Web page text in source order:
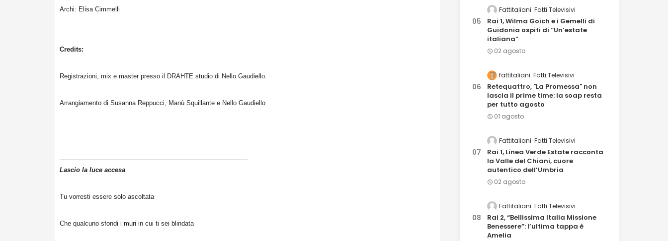
Archi: Elisa Cimmelli
Credits:
Registrazioni, mix e master presso il DRAHTE studio di Nello Gaudiello.
Arrangiamento di Susanna Reppucci, Manù Squillante e Nello Gaudiello
Lascio la luce accesa
Tu vorresti essere solo ascoltata
Che qualcuno sfondi i muri in cui ti sei blindata
Fattitaliani Fatti Televisivi
Rai 1, Wilma Goich e i Gemelli di
Guidonia ospiti di “Un’estate
italiana”
02 agosto
fattitaliani Fatti Televisivi
Retequattro, "La Promessa" non
lascia il prime time: la soap resta
per tutto agosto
01 agosto
Fattitaliani Fatti Televisivi
Rai 1, Linea Verde Estate racconta
la Valle del Chiani, cuore
autentico dell’Umbria
02 agosto
Fattitaliani Fatti Televisivi
Rai 2, “Bellissima Italia Missione
Benessere”: l’ultima tappa è
Amelia